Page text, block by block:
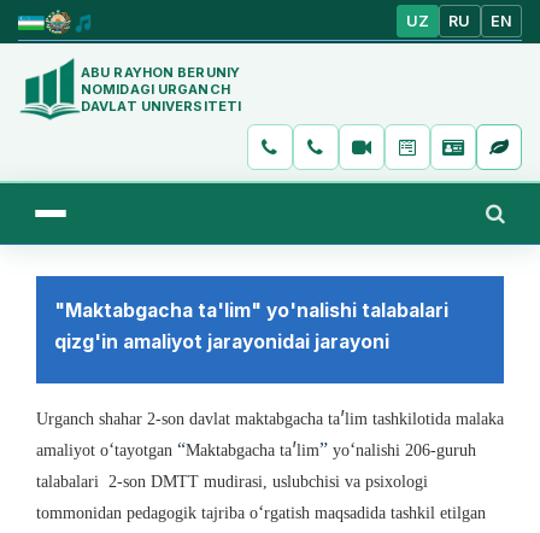
UZ RU EN
ABU RAYHON BERUNIY
NOMIDAGI URGANCH
DAVLAT UNIVERSITETI
"Maktabgacha ta'lim" yo'nalishi talabalari
qizg'in amaliyot jarayonidai jarayoni
Urganch shahar 2-son davlat maktabgacha ta’lim tashkilotida malaka
amaliyot o‘tayotgan “Maktabgacha ta’lim” yo‘nalishi 206-guruh
talabalari 2-son DMTT mudirasi, uslubchisi va psixologi
tommonidan pedagogik tajriba o‘rgatish maqsadida tashkil etilgan